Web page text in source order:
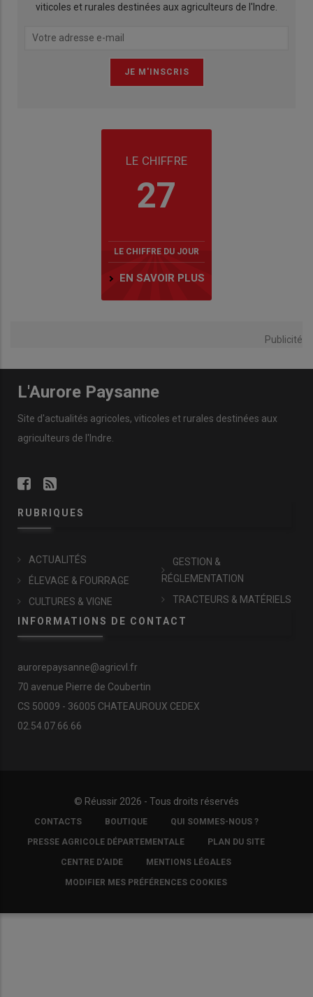
viticoles et rurales destinées aux agriculteurs de l'Indre.
LE CHIFFRE
27
LE CHIFFRE DU JOUR
EN SAVOIR PLUS
Publicité
L'Aurore Paysanne
Site d'actualités agricoles, viticoles et rurales destinées aux
agriculteurs de l'Indre.
RUBRIQUES
ACTUALITÉS
ÉLEVAGE & FOURRAGE
CULTURES & VIGNE
GESTION &
RÉGLEMENTATION
TRACTEURS & MATÉRIELS
INFORMATIONS DE CONTACT
aurorepaysanne@agricvl.fr
70 avenue Pierre de Coubertin
CS 50009 - 36005 CHATEAUROUX CEDEX
02.54.07.66.66
© Réussir 2026 - Tous droits réservés
FOOTER
COPYRIGHT
CONTACTS BOUTIQUE QUI SOMMES-NOUS ?
PRESSE AGRICOLE DÉPARTEMENTALE PLAN DU SITE
CENTRE D'AIDE MENTIONS LÉGALES
MODIFIER MES PRÉFÉRENCES COOKIES